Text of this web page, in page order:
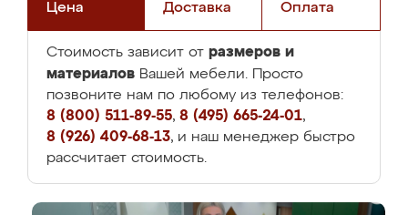
Цена Доставка Оплата
Стоимость зависит от размеров и
материалов Вашей мебели. Просто
позвоните нам по любому из телефонов:
8 (800) 511-89-55, 8 (495) 665-24-01,
8 (926) 409-68-13, и наш менеджер быстро
рассчитает стоимость.